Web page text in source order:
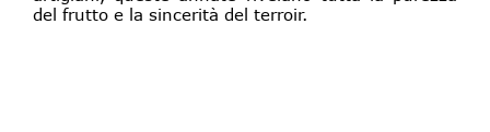
del frutto e la sincerità del terroir.